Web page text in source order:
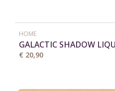
HOME
GALACTIC SHADOW
€ 20,90